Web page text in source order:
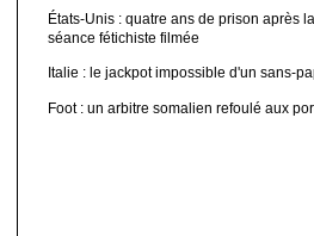
États-Unis : quatre ans de prison après
séance fétichiste filmée
Italie : le jackpot impossible d'un sans-
Foot : un arbitre somalien refoulé aux